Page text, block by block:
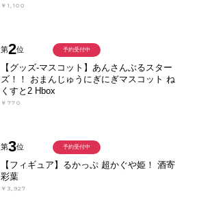
￥1,100
第2位
【グッズ-マスコット】あんさんぶるスター
ズ！！ おまんじゅうにぎにぎマスコット ね
くすと2 Hbox
￥770
予約受付中
第3位
【フィギュア】るかっぷ 超かぐや姫！ 酒寄
彩葉
￥3,927
予約受付中